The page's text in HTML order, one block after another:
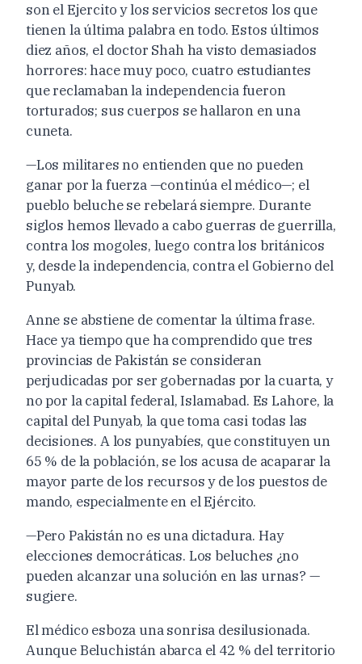
son el Ejercito y los servicios secretos los que
tienen la última palabra en todo. Estos últimos
diez años, el doctor Shah ha visto demasiados
horrores: hace muy poco, cuatro estudiantes
que reclamaban la independencia fueron
torturados; sus cuerpos se hallaron en una
cuneta.
—Los militares no entienden que no pueden
ganar por la fuerza —continúa el médico—; el
pueblo beluche se rebelará siempre. Durante
siglos hemos llevado a cabo guerras de guerrilla,
contra los mogoles, luego contra los británicos
y, desde la independencia, contra el Gobierno del
Punyab.
Anne se abstiene de comentar la última frase.
Hace ya tiempo que ha comprendido que tres
provincias de Pakistán se consideran
perjudicadas por ser gobernadas por la cuarta, y
no por la capital federal, Islamabad. Es Lahore, la
capital del Punyab, la que toma casi todas las
decisiones. A los punyabíes, que constituyen un
65 % de la población, se los acusa de acaparar la
mayor parte de los recursos y de los puestos de
mando, especialmente en el Ejército.
—Pero Pakistán no es una dictadura. Hay
elecciones democráticas. Los beluches ¿no
pueden alcanzar una solución en las urnas? —
sugiere.
El médico esboza una sonrisa desilusionada.
Aunque Beluchistán abarca el 42 % del territorio